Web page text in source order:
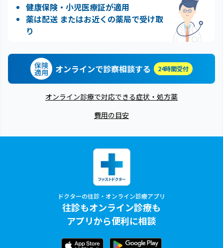
健康保険・小児医療証が適用
薬は配送 またはお近くの薬局で受け取
り
保険
適用 オンラインで診察相談する 24時間受付
オンライン診療で対応できる症状・処方薬
費用の目安
ドクターの往診・オンライン診療アプリ
往診もオンライン診療も
アプリから便利に相談